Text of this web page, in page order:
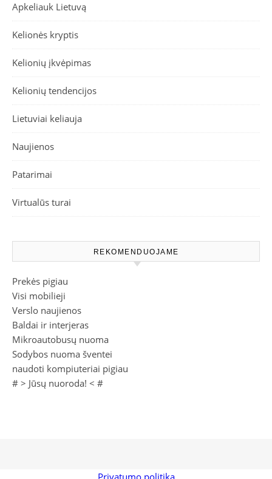
Apkeliauk Lietuvą
Kelionės kryptis
Kelionių įkvėpimas
Kelionių tendencijos
Lietuviai keliauja
Naujienos
Patarimai
Virtualūs turai
REKOMENDUOJAME
Prekės pigiau
Visi mobilieji
Verslo naujienos
Baldai ir interjeras
Mikroautobusų nuoma
Sodybos nuoma šventei
naudoti kompiuteriai pigiau
# > Jūsų nuoroda! < #